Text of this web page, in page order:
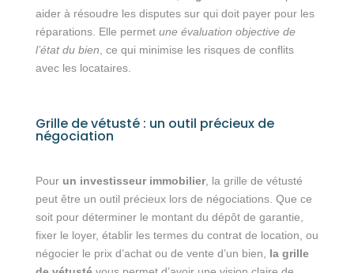
aider à résoudre les disputes sur qui doit payer pour les
réparations. Elle permet une évaluation objective de
l’état du bien , ce qui minimise les risques de conflits
avec les locataires.
Grille de vétusté : un outil précieux de
négociation
Pourun investisseur immobilier, la grille de vétusté
peut être un outil précieux lors de négociations. Que ce
soit pour déterminer le montant du dépôt de garantie,
fixer le loyer, établir les termes du contrat de location, ou
négocier le prix d’achat ou de vente d’un bien, la grille